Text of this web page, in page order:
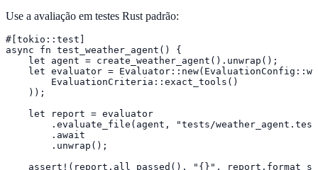
Use a avaliação em testes Rust padrão:
#[tokio::test]
async fn test_weather_agent() {
    let agent = create_weather_agent().unwrap();
let evaluator =
        EvaluationCriteria::exact_tools()
    ));
    let report = evaluator
.evaluate_file(agent, "tests/
        .await
        .unwrap();
assert!(report.all_passed(), "{}",